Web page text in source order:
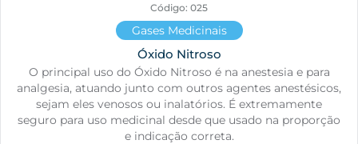
Código: 025
Gases Medicinais
Óxido Nitroso
O principal uso do Óxido Nitroso é na anestesia e para
analgesia, atuando junto com outros agentes anestésicos,
sejam eles venosos ou inalatórios. É extremamente
seguro para uso medicinal desde que usado na proporção
e indicação correta.